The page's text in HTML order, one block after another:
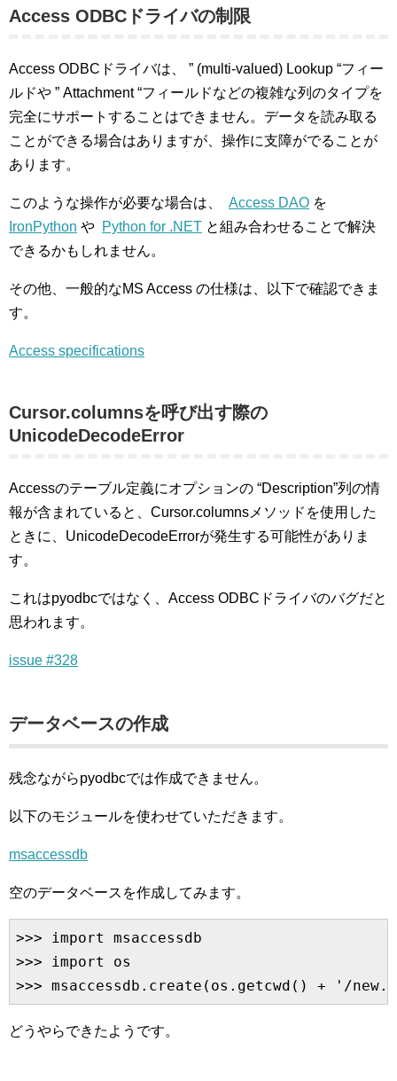
Access ODBCドライバの制限
Access ODBCドライバは、 ” (multi-valued) Lookup “フィー
ルドや ” Attachment “フィールドなどの複雑な列のタイプを
完全にサポートすることはできません。データを読み取る
ことができる場合はありますが、操作に支障がでることが
あります。
このような操作が必要な場合は、 Access DAO を
IronPython や Python for .NET と組み合わせることで解決
できるかもしれません。
その他、一般的なMS Access の仕様は、以下で確認できま
す。
Access specifications
Cursor.columnsを呼び出す際の
UnicodeDecodeError
Accessのテーブル定義にオプションの “Description”列の情
報が含まれていると、Cursor.columnsメソッドを使用した
ときに、UnicodeDecodeErrorが発生する可能性がありま
す。
これはpyodbcではなく、Access ODBCドライバのバグだと
思われます。
issue #328
データベースの作成
残念ながらpyodbcでは作成できません。
以下のモジュールを使わせていただきます。
msaccessdb
空のデータベースを作成してみます。
>>> import msaccessdb
>>> import os
どうやらできたようです。